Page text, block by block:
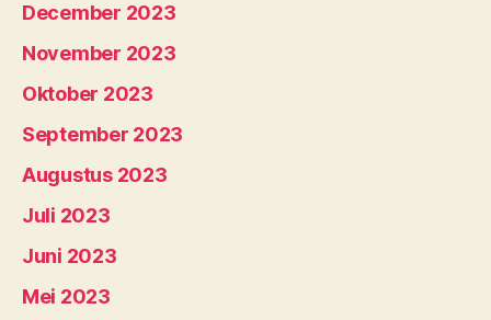
December 2023
November 2023
Oktober 2023
September 2023
Augustus 2023
Juli 2023
Juni 2023
Mei 2023